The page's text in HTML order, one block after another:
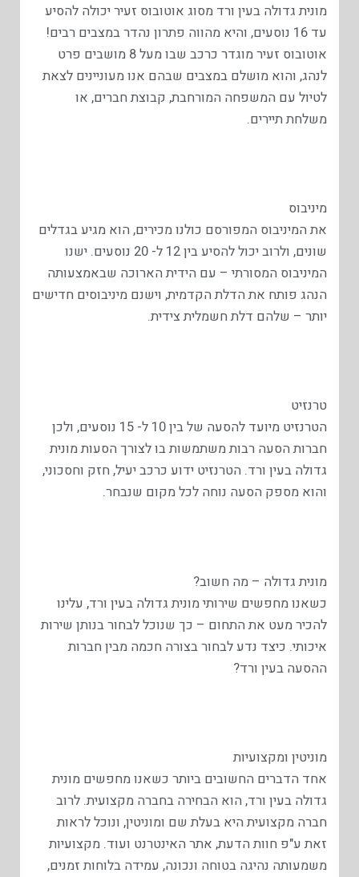
מונית גדולה בעין ורד מסוג אוטובוס זעיר יכולה להסיע
עד 16 נוסעים, והיא מהווה פתרון נהדר במצבים רבים!
אוטובוס זעיר מוגדר כרכב שבו מעל 8 מושבים פרט
לנהג, והוא מושלם במצבים שבהם אנו מעוניינים לצאת
לטיול עם המשפחה המורחבת, קבוצת חברים, או
משלחת תיירים.
מיניבוס
את המיניבוס המפורסם כולנו מכירים, הוא מגיע בגדלים
שונים, ולרוב יכול להסיע בין 12 ל- 20 נוסעים. ישנו
המיניבוס המסורתי – עם הידית הארוכה שבאמצעותה
הנהג פותח את הדלת הקדמית, וישנם מיניבוסים חדישים
יותר – שלהם דלת חשמלית צידית.
טרנזיט
הטרנזיט מיועד להסעה של בין 10 ל- 15 נוסעים, ולכן
חברות הסעה רבות משתמשות בו לצורך הסעות מונית
גדולה בעין ורד. הטרנזיט ידוע כרכב יעיל, חזק וחסכוני,
והוא מספק הסעה נוחה לכל מקום שנבחר.
מונית גדולה – מה חשוב?
כשאנו מחפשים שירותי מונית גדולה בעין ורד, עלינו
להכיר מעט את התחום – כך שנוכל לבחור בנותן שירות
איכותי. כיצד נדע לבחור בצורה חכמה מבין חברות
ההסעה בעין ורד?
מוניטין ומקצועיות
אחד הדברים החשובים ביותר כשאנו מחפשים מונית
גדולה בעין ורד, הוא הבחירה בחברה מקצועית. לרוב
חברה מקצועית היא בעלת שם ומוניטין, ונוכל לראות
זאת ע"פ חוות הדעת, אתר האינטרנט ועוד. מקצועיות
משמעותה נהיגה בטוחה ונכונה, עמידה בלוחות זמנים,